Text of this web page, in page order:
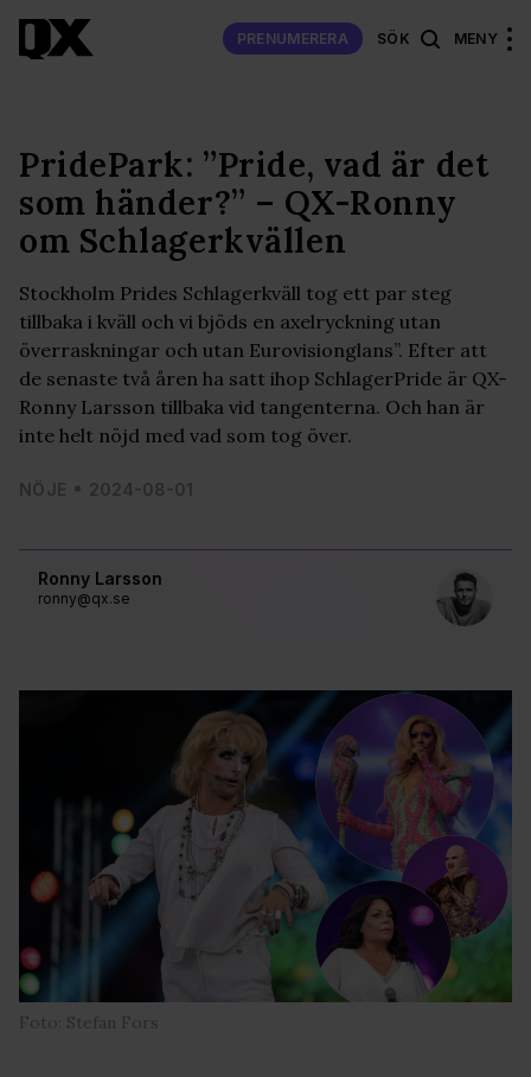
PRENUMERERA SÖK MENY
Ronny Larsson
ronny@qx.se
PridePark: ”Pride, vad är det
som händer?” – QX-Ronny
om Schlagerkvällen
Stockholm Prides Schlagerkväll tog ett par steg
tillbaka i kväll och vi bjöds en axelryckning utan
överraskningar och utan Eurovisionglans”. Efter att
de senaste två åren ha satt ihop SchlagerPride är QX-
Ronny Larsson tillbaka vid tangenterna. Och han är
inte helt nöjd med vad som tog över.
NÖJE 2024-08-01
Foto: Stefan Fors